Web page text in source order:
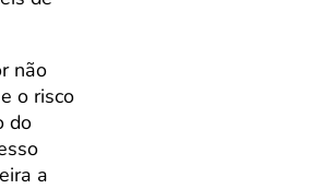
não
o risco
do
a